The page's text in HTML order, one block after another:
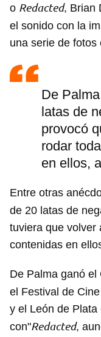
o Redacted, Brian
el sonido con la
una serie de fotos
De
latas de
provocó
rodar
en ellos,
Entre otras
de 20 latas de
tuviera que volver
contenidas en
De Palma ganó el
el Festival de
y el León de
con"Redacted,